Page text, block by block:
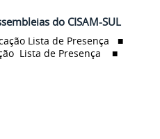
do CISAM-SUL
Lista de Presença ■
Lista de Presença ■